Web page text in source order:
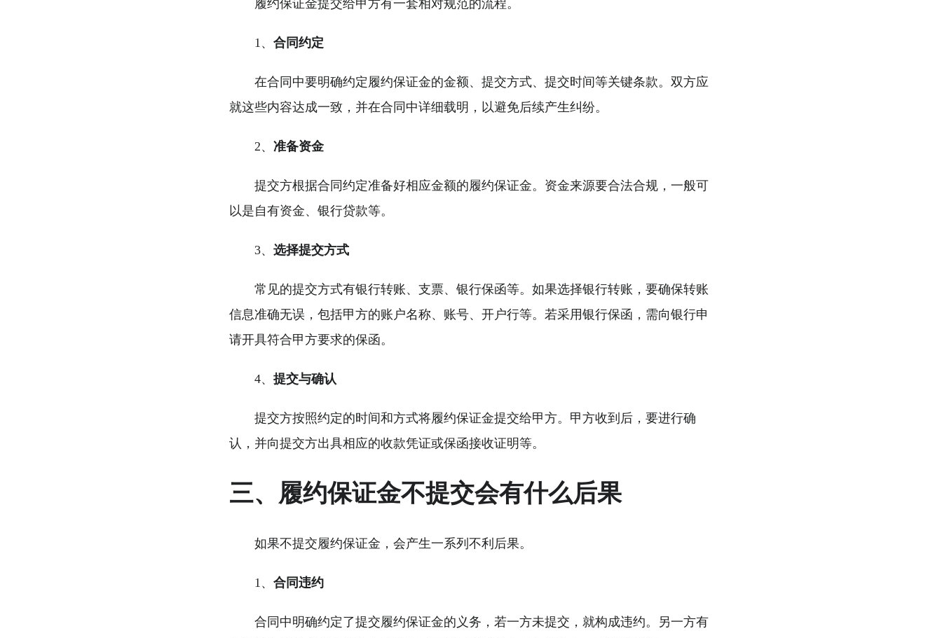
履约保证金提交给甲方有一套相对规范的流程。
1、 合同约定
在合同中要明确约定履约保证金的金额、提交方式、提交时间等关键条款。双方应
就这些内容达成一致，并在合同中详细载明，以避免后续产生纠纷。
2、 准备资金
提交方根据合同约定准备好相应金额的履约保证金。资金来源要合法合规，一般可
以是自有资金、银行贷款等。
3、 选择提交方式
常见的提交方式有银行转账、支票、银行保函等。如果选择银行转账，要确保转账
信息准确无误，包括甲方的账户名称、账号、开户行等。若采用银行保函，需向银行申
请开具符合甲方要求的保函。
4、 提交与确认
提交方按照约定的时间和方式将履约保证金提交给甲方。甲方收到后，要进行确
认，并向提交方出具相应的收款凭证或保函接收证明等。
三、履约保证金不提交会有什么后果
如果不提交履约保证金，会产生一系列不利后果。
1、 合同违约
合同中明确约定了提交履约保证金的义务，若一方未提交，就构成违约。另一方有